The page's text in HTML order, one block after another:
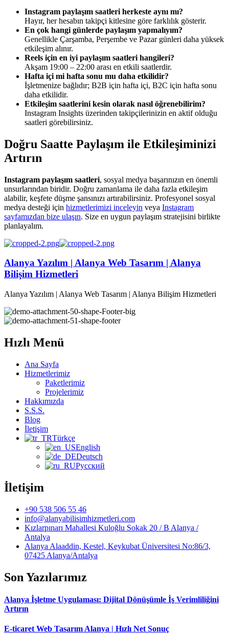
Instagram paylaşım saatleri herkeste aynı mı?
Hayır, her hesabın takipçi kitlesine göre farklılık gösterir.
En çok hangi günlerde paylaşım yapmalıyım?
Genellikle Çarşamba, Perşembe ve Pazar günleri daha yüksek
etkileşim alınır.
Reels için en iyi paylaşım saatleri hangileri?
Akşam 19:00 – 22:00 arası en etkili saatlerdir.
Hafta içi mi hafta sonu mu daha etkilidir?
İşletmenize bağlıdır; B2B için hafta içi, B2C için hafta sonu
daha etkilidir.
Etkileşim saatlerini kesin olarak nasıl öğrenebilirim?
Instagram Insights üzerinden takipçilerinizin en aktif olduğu
saatleri görebilirsiniz.
Doğru Saatte Paylaşım ile Etkileşiminizi
Artırın
Instagram paylaşım saatleri, sosyal medya başarınızın en önemli
unsurlarından biridir. Doğru zamanlama ile daha fazla etkileşim
alabilir, keşfete düşme şansınızı artırabilirsiniz. Profesyonel sosyal
medya desteği için hizmetlerimizi inceleyin veya Instagram
sayfamızdan bize ulaşın. Size en uygun paylaşım stratejisini birlikte
planlayalım.
Alanya Yazılım | Alanya Web Tasarım | Alanya
Bilişim Hizmetleri
Alanya Yazılım | Alanya Web Tasarım | Alanya Bilişim Hizmetleri
Hızlı Menü
Ana Sayfa
Hizmetlerimiz
Paketlerimiz
Projelerimiz
Hakkımızda
S.S.S.
Blog
İletişim
Türkçe
English
Deutsch
Русский
İletişim
+90 538 506 55 46
info@alanyabilisimhizmetleri.com
Kızlarpınarı Mahallesi Kuloğlu Sokak 20 / B Alanya /
Antalya
Alanya Alaaddin, Kestel, Keykubat Üniversitesi No:86/3,
07425 Alanya/Antalya
Son Yazılarımız
Alanya İşletme Uygulaması: Dijital Dönüşümle İş Verimliliğini
Artırın
E-ticaret Web Tasarım Alanya | Hızlı Net Sonuç